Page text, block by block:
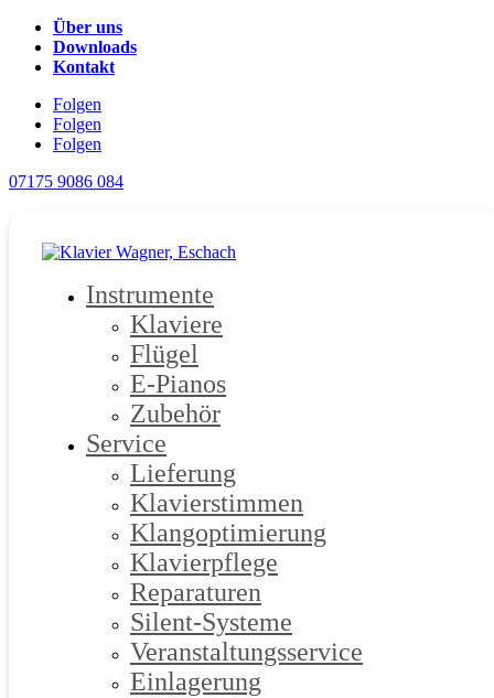
Über uns
Downloads
Kontakt
Folgen
Folgen
Folgen
07175 9086 084
Instrumente
Klaviere
Flügel
E-Pianos
Zubehör
Service
Lieferung
Klavierstimmen
Klangoptimierung
Klavierpflege
Reparaturen
Silent-Systeme
Veranstaltungsservice
Einlagerung